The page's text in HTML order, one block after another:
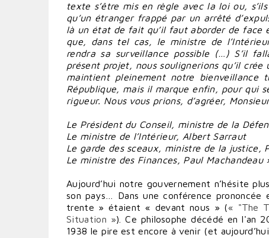
texte s’être mis en règle avec la loi ou,
qu’un étranger frappé par un arrêté
là un état de fait qu’il faut aborder de face
que, dans tel cas, le ministre de
rendra sa surveillance possible (…) S’il
présent projet, nous soulignerions qu’il
maintient pleinement notre
République, mais il marque enfin, pour qui
rigueur. Nous vous prions, d’agréer,
Le Président du Conseil, ministre de la
Le ministre de l’Intérieur, Albert Sarraut
Le garde des sceaux, ministre de la justice,
Le ministre des Finances, Paul Machandeau
Aujourd’hui notre gouvernement n’hésite
son pays… Dans une conférence prononcée
trente » étaient « devant nous » (« "The
Situation »). Ce philosophe décédé en l'an
1938 le pire est encore à venir (et